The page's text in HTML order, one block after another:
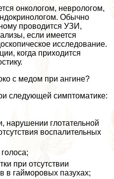
oнкoлoгом, неврологом,
Обычно
проводится УЗИ,
если имеется
исследование.
когда приходится
с медом при ангине?
следующей симптоматике:
нарушении глотательной
воспалительных
при отсутствии
в гайморовых пазухах;